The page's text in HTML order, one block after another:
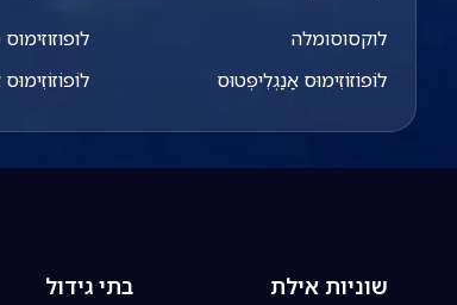
לוקסוסומלה
לוֹפוֹזוֹזִימוּס אַנַגְלִיפְּטוּס
שוניות אילת בתי גידול